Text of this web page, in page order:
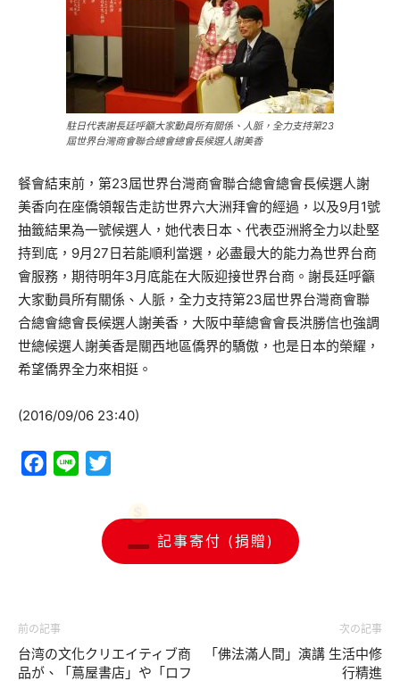
駐日代表謝長廷呼籲大家動員所有關係、人脈，全力支持第23
屆世界台灣商會聯合總會總會長候選人謝美香
餐會結束前，第23屆世界台灣商會聯合總會總會長候選人謝
美香向在座僑領報告走訪世界六大洲拜會的經過，以及9月1號
抽籤結果為一號候選人，她代表日本、代表亞洲將全力以赴堅
持到底，9月27日若能順利當選，必盡最大的能力為世界台商
會服務，期待明年3月底能在大阪迎接世界台商。謝長廷呼籲
大家動員所有關係、人脈，全力支持第23屆世界台灣商會聯
合總會總會長候選人謝美香，大阪中華總會會長洪勝信也強調
世總候選人謝美香是關西地區僑界的驕傲，也是日本的榮耀，
希望僑界全力來相挺。
(2016/09/06 23:40)
Facebook
Line
記事寄付 (捐贈)
前の記事
台湾の文化クリエイティブ商
品が、「蔦屋書店」や「ロフ
次の記事
「佛法滿人間」演講 生活中修
行精進